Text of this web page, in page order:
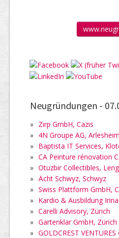
Neugründungen -
» Zirp GmbH, Cazis
» 4N Groupe AG, Arlesheim
» Baptista IT Services,
» CA Peinture rénovation
» Otuzbir Collectibles,
» Ächt Schwyz, Schwyz
» Swiss Plattform GmbH,
» Kardio & Ausbildung
» Carelli Advisory, Zürich
» Gartenklar GmbH, Zürich
» GOLDCREST